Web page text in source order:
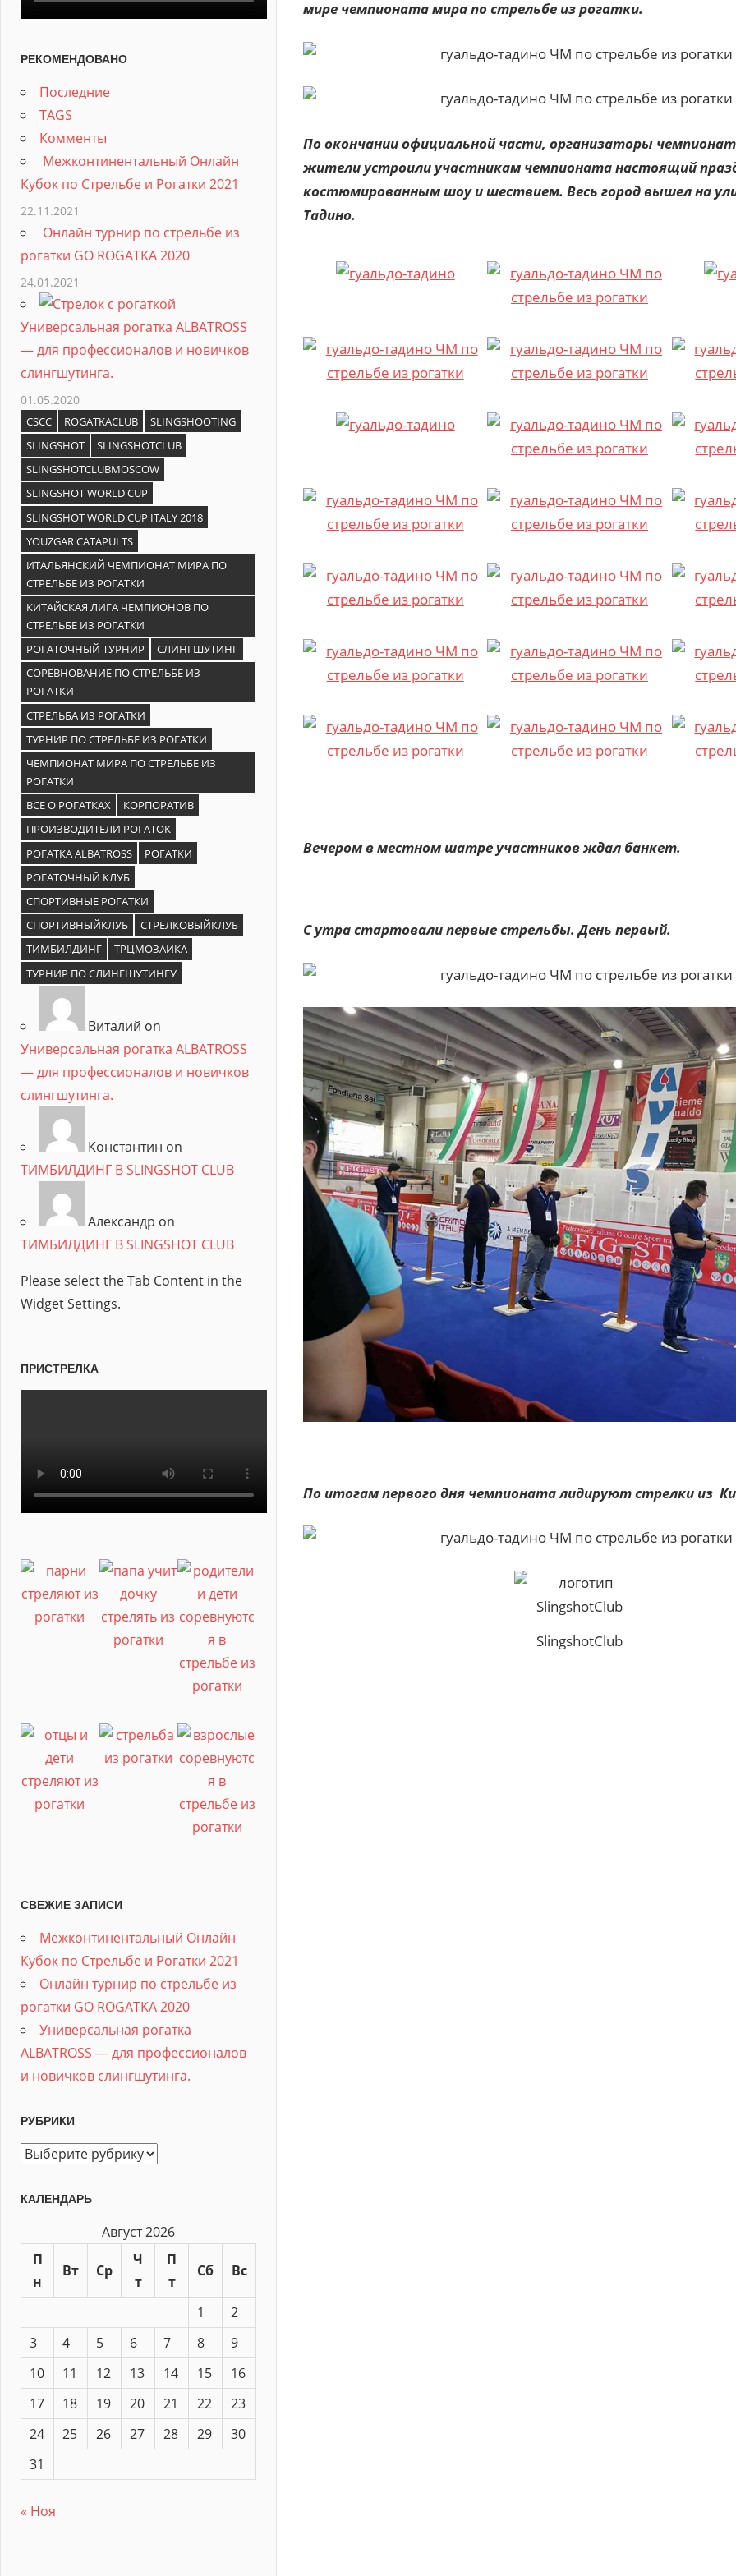
мире чемпионата мира по стрельбе из рогатки.
По окончании официальной части, организаторы
жители устроили участникам чемпионата настоящий
костюмированным шоу и шествием. Весь город вышел на
Тадино.
Вечером в местном шатре участников ждал банкет.
С утра стартовали первые стрельбы. День первый.
По итогам первого дня чемпионата лидируют стрелки из
SlingshotClub
РЕКОМЕНДОВАНО
Последние
TAGS
Комменты
Межконтинентальный Онлайн
Кубок по Стрельбе и Рогатки 2021
22.11.2021
Онлайн турнир по стрельбе из
рогатки GO ROGATKA 2020
24.01.2021
Универсальная рогатка ALBATROSS
— для профессионалов и новичков
слингшутинга.
01.05.2020
CSCC ROGATKACLUB
SLINGSHOOTING
SLINGSHOT
SLINGSHOTCLUB
SLINGSHOTCLUBMOSCOW
SLINGSHOT WORLD CUP
SLINGSHOT WORLD CUP ITALY 2018
YOUZGAR CATAPULTS
ИТАЛЬЯНСКИЙ ЧЕМПИОНАТ МИРА ПО
СТРЕЛЬБЕ ИЗ РОГАТКИ
КИТАЙСКАЯ ЛИГА ЧЕМПИОНОВ ПО
СТРЕЛЬБЕ ИЗ РОГАТКИ
РОГАТОЧНЫЙ ТУРНИР
СЛИНГШУТИНГ
СОРЕВНОВАНИЕ ПО СТРЕЛЬБЕ ИЗ
РОГАТКИ
СТРЕЛЬБА ИЗ РОГАТКИ
ТУРНИР ПО СТРЕЛЬБЕ ИЗ РОГАТКИ
ЧЕМПИОНАТ МИРА ПО СТРЕЛЬБЕ ИЗ
РОГАТКИ
ВСЕ О РОГАТКАХ
КОРПОРАТИВ
ПРОИЗВОДИТЕЛИ РОГАТОК
РОГАТКА ALBATROSS
РОГАТКИ
РОГАТОЧНЫЙ КЛУБ
СПОРТИВНЫЕ РОГАТКИ
СПОРТИВНЫЙКЛУБ
СТРЕЛКОВЫЙКЛУБ
ТИМБИЛДИНГ
ТРЦМОЗАИКА
ТУРНИР ПО СЛИНГШУТИНГУ
Виталий on
Универсальная рогатка ALBATROSS
— для профессионалов и новичков
слингшутинга.
Константин on
ТИМБИЛДИНГ В SLINGSHOT CLUB
Александр on
ТИМБИЛДИНГ В SLINGSHOT CLUB
Please select the Tab Content in the
Widget Settings.
ПРИСТРЕЛКА
СВЕЖИЕ ЗАПИСИ
Межконтинентальный Онлайн
Кубок по Стрельбе и Рогатки 2021
Онлайн турнир по стрельбе из
рогатки GO ROGATKA 2020
Универсальная рогатка
ALBATROSS — для профессионалов
и новичков слингшутинга.
РУБРИКИ
Рубрики
КАЛЕНДАРЬ
Август 2026
П
н
Вт Ср
Ч
т
П
т
Сб Вс
1
2
3
4 5 6 7 8
9
10
11 12 13 14 15
16
17
18 19 20 21 22
23
24
25 26 27 28 29
30
31
« Ноя